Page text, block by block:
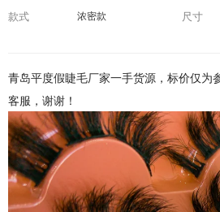
款式 浓密款 尺寸
青岛平度假睫毛厂家一手货源，标价仅为
客服，谢谢！